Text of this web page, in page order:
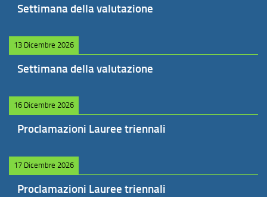
Settimana della valutazione
13 Dicembre 2026
Settimana della valutazione
16 Dicembre 2026
Proclamazioni Lauree triennali
17 Dicembre 2026
Proclamazioni Lauree triennali